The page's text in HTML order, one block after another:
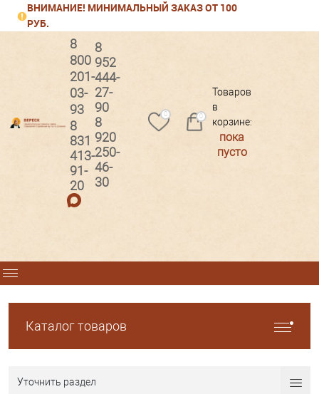
ВНИМАНИЕ! МИНИМАЛЬНЫЙ ЗАКАЗ ОТ 100
РУБ.
Регистрация
8
800
201-
03-
93
8
831
413-
91-
20
8
952
444-
27-
90
8
920
250-
46-
30
0 0
Товаров
в
корзине:
пока
пусто
Каталог товаров
Уточнить раздел